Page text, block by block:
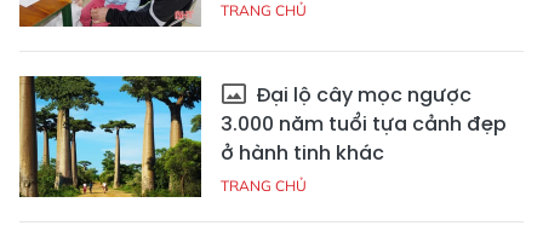
TRANG CHỦ
Đại lộ cây mọc ngược
3.000 năm tuổi tựa cảnh đẹp
ở hành tinh khác
TRANG CHỦ